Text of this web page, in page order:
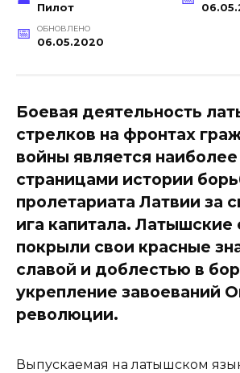
Пилот
ОБНОВЛЕНО
06.05.2020
Боевая деятельность
стрелков на фронтах
войны является
страницами истории
пролетариата Латвии за
ига капитала. Латышские
покрыли свои красные
славой и доблестью в
укрепление завоеваний
революции.
Выпускаемая на латышском